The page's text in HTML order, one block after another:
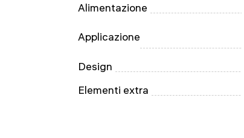
Alimentazione
Applicazione
Design
Elementi extra